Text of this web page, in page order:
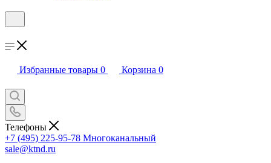
Избранные товары 0 Корзина 0
Телефоны
+7 (495) 225-95-78 Многоканальный
sale@ktnd.ru